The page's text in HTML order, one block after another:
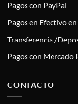
Pagos con PayPal
Pagos en Efectivo
Transferencia /
Pagos con Mercado
CONTACTO